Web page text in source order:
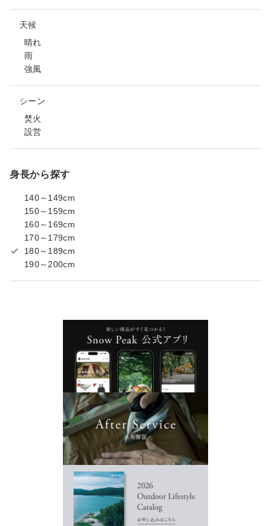
天候
晴れ
雨
強風
シーン
焚火
設営
身長から探す
140～149cm
150～159cm
160～169cm
170～179cm
180～189cm
190～200cm